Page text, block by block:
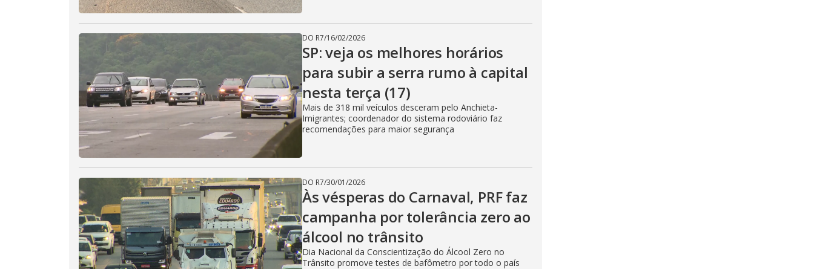
DO R7/16/02/2026
SP: veja os melhores horários
para subir a serra rumo à capital
nesta terça (17)
Mais de 318 mil veículos desceram pelo Anchieta-
Imigrantes; coordenador do sistema rodoviário faz
recomendações para maior segurança
DO R7/30/01/2026
Às vésperas do Carnaval, PRF faz
campanha por tolerância zero ao
álcool no trânsito
Dia Nacional da Conscientização do Álcool Zero no
Trânsito promove testes de bafômetro por todo o país